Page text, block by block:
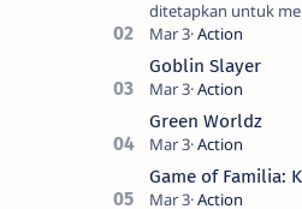
ditetapkan untuk
masternya, seorang
kuat sekali yang
buahn…
Goblin Slayer
Green Worldz
Game of Familia: